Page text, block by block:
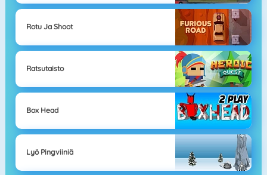
Rotu Ja Shoot
Ratsutaisto
Box Head
Lyö Pingviiniä